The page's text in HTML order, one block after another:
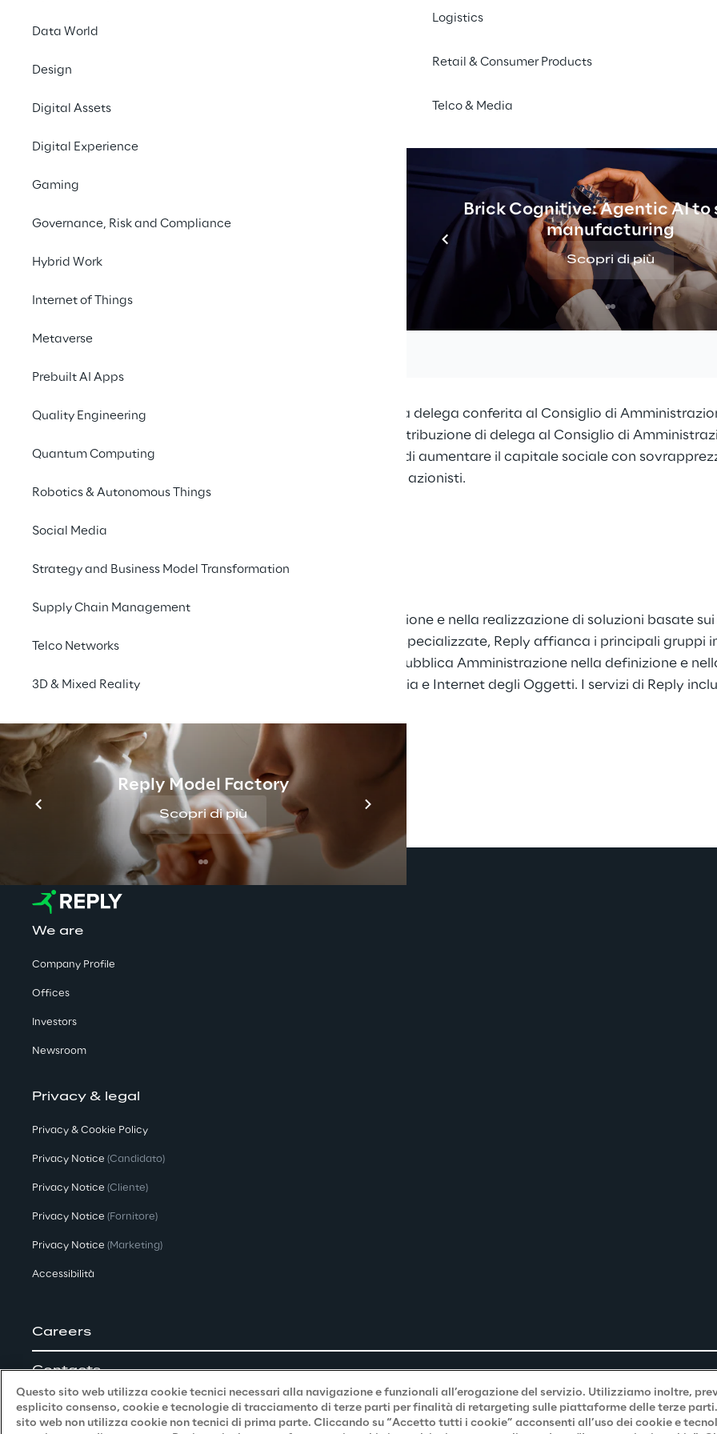
Data World
Design
Digital Assets
Digital Experience
Gaming
Governance, Risk and Compliance
Hybrid Work
Internet of Things
Metaverse
Prebuilt AI Apps
Quality Engineering
Quantum Computing
Robotics & Autonomous Things
Social Media
Strategy and Business Model Transformation
Supply Chain Management
Telco Networks
3D & Mixed Reality
Reply Model Factory
Scopri di più
Logistics
Retail & Consumer Products
Telco & Media
Brick Cognitive: Agentic AI to
manufacturing
Scopri di più
deposito presso la sede sociale e presso il meccanismo di stoccaggio
giorno, indicati nell’avviso che è stato pubblicato in data odierna sul
prima convocazione e occorrendo, in seconda convocazione per il giorno 27
1.a Esame ed approvazione del bilancio al 31 dicembre 2020.
1.b Destinazione del risultato di esercizio 2020.
Nomina Consiglio di Amministrazione.
Deliberazioni in materia di acquisto e di alienazione di azioni proprie.
Relazione sulla politica in materia di remunerazione e sui compensi
Proposta di revoca della delega conferita al Consiglio di
2016 e di contestuale attribuzione di delega al Consiglio di
2443 del Codice Civile, di aumentare il capitale sociale con
diritto di opzione per gli azionisti.
Reply [MTA, STAR: REY] è specializzata nella progettazione e nella realizzazione di soluzioni basate
Costituita da un modello a rete di aziende altamente specializzate, Reply affianca i principali gruppi
& Media, Industria e Servizi, Banche e Assicurazioni e Pubblica Amministrazione nella definizione e
nuovi paradigmi dell’AI, Cloud Computing, Digital Media e Internet degli Oggetti. I servizi di Reply
We are
Company Profile
Offices
Investors
Newsroom
Privacy & legal
Privacy & Cookie Policy
Privacy Notice (Candidato)
Privacy Notice (Cliente)
Privacy Notice (Fornitore)
Privacy Notice (Marketing)
Accessibilità
Careers
Contacts
Questo sito web utilizza cookie tecnici necessari alla navigazione e funzionali all’erogazione del servizio. Utilizziamo inoltre,
esplicito consenso, cookie e tecnologie di tracciamento di terze parti per finalità di retargeting sulle piattaforme delle terze
sito web non utilizza cookie non tecnici di prima parte. Cliccando su “Accetto tutti i cookie” acconsenti all’uso dei cookie e